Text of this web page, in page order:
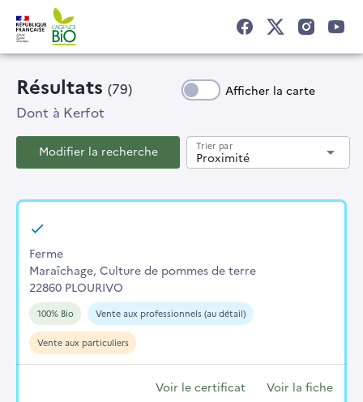
Résultats (79) Afficher la carte
Dont à Kerfot
Modifier la recherche Proximité
Trier par arrow_drop_down
Ferme
Maraîchage, Culture de pommes de terre
22860 PLOURIVO
100% Bio Vente aux professionnels (au détail)
Vente aux particuliers
Voir le certificat Voir la fiche